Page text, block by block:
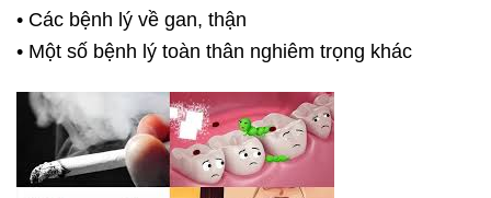
• Các bệnh lý về gan, thận
• Một số bệnh lý toàn thân nghiêm trọng khác